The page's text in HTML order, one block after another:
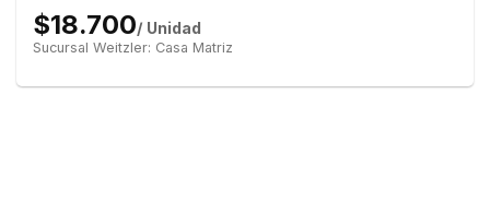
$18.700/ Unidad
Sucursal Weitzler: Casa Matriz